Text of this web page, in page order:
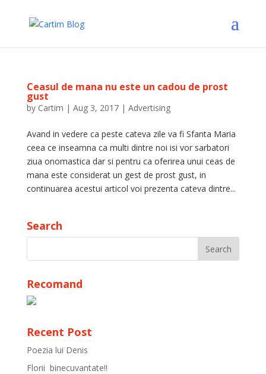
Ceasul de mana nu este un cadou de prost
gust
by Cartim | Aug 3, 2017| Advertising
Avand in vedere ca peste cateva zile va fi Sfanta Maria
ceea ce inseamna ca multi dintre noi isi vor sarbatori
ziua onomastica dar si pentru ca oferirea unui ceas de
mana este considerat un gest de prost gust, in
continuarea acestui articol voi prezenta cateva dintre...
Search
Recomand
Recent Post
Poezia lui Denis
Florii binecuvantate!!